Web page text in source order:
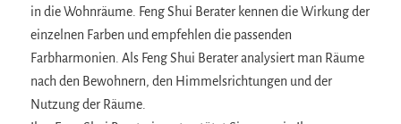
in die Wohnräume. Feng Shui Berater kennen die Wirkung der
einzelnen Farben und empfehlen die passenden
Farbharmonien. Als Feng Shui Berater analysiert man Räume
nach den Bewohnern, den Himmelsrichtungen und der
Nutzung der Räume.